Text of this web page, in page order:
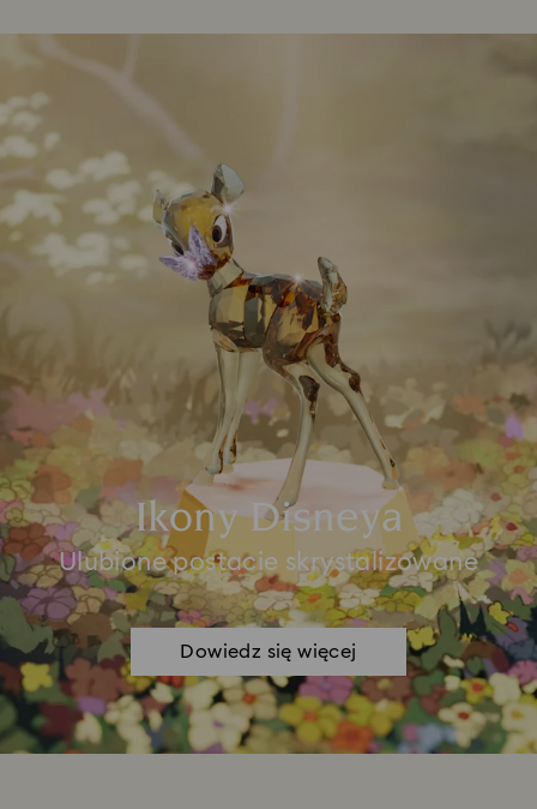
Ikony Disneya
Ulubione postacie skrystalizowane
Dowiedz się więcej